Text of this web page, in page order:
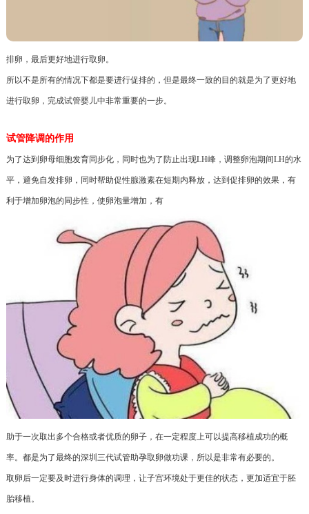
排卵，最后更好地进行取卵。
所以不是所有的情况下都是要进行促排的，但是最终一致的目的就是为了更好地
进行取卵，完成试管婴儿中非常重要的一步。
试管降调的作用
为了达到卵母细胞发育同步化，同时也为了防止出现LH峰，调整卵泡期间LH的水
平，避免自发排卵，同时帮助促性腺激素在短期内释放，达到促排卵的效果，有
利于增加卵泡的同步性，使卵泡量增加，有
助于一次取出多个合格或者优质的卵子，在一定程度上可以提高移植成功的概
率。都是为了最终的深圳三代试管助孕取卵做功课，所以是非常有必要的。
取卵后一定要及时进行身体的调理，让子宫环境处于更佳的状态，更加适宜于胚
胎移植。